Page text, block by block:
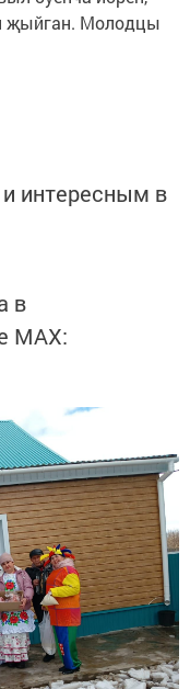
җыйган. Молодцы
интересным в
в
MАХ: